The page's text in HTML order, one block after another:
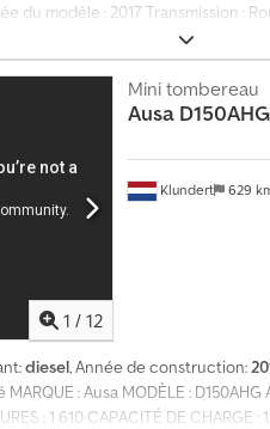
du modèle : 2017 Transmission :
Pour plus d’informations,
sommes situés entre Anvers et
: du lundi au vendredi en continu de
1 / 12
Klundert 629
Mini tombereau
Ausa D150AHG
diesel, Année de construction:
: Ausa MODÈLE : D150AHG
: 1 610 CAPACITÉ DE CHARGE